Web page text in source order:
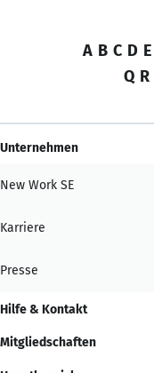
A B C D E
Q R
Unternehmen
New Work SE
Karriere
Presse
Hilfe & Kontakt
Mitgliedschaften